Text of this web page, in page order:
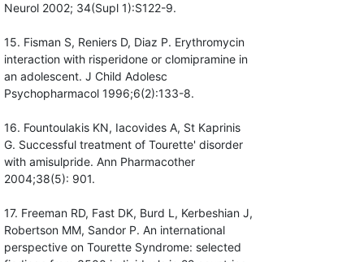
Neurol 2002; 34(Supl 1):S122-9.
15. Fisman S, Reniers D, Diaz P. Erythromycin
interaction with risperidone or clomipramine in
an adolescent. J Child Adolesc
Psychopharmacol 1996;6(2):133-8.
16. Fountoulakis KN, Iacovides A, St Kaprinis
G. Successful treatment of Tourette' disorder
with amisulpride. Ann Pharmacother
2004;38(5): 901.
17. Freeman RD, Fast DK, Burd L, Kerbeshian J,
Robertson MM, Sandor P. An international
perspective on Tourette Syndrome: selected